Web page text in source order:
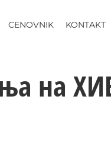
CENOVNIK KONTAKT
на